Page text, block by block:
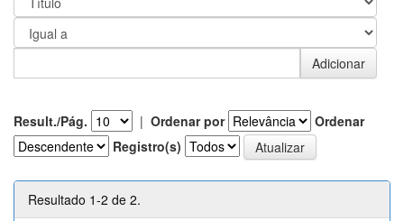
Result./Pág. | Ordenar por
Ordenar
Registro(s)
Resultado 1-2 de 2.